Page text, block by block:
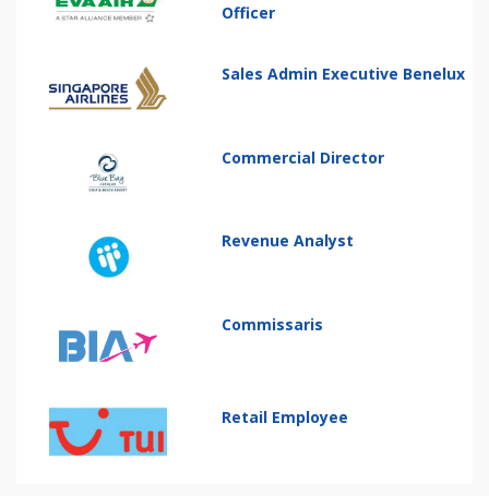
Officer
Sales Admin Executive Benelux
Commercial Director
Revenue Analyst
Commissaris
Retail Employee